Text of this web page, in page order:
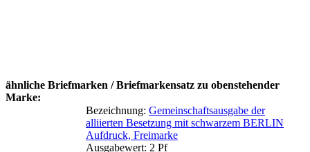
ähnliche Briefmarken / Briefmarkensatz zu obenstehender
Marke:
Bezeichnung: Gemeinschaftsausgabe der
alliierten Besetzung mit schwarzem BERLIN
Aufdruck, Freimarke
Ausgabewert: 2 Pf